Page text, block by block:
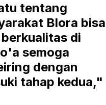
tentang
Blora bisa
di
semoga
dengan
tahap kedua,"